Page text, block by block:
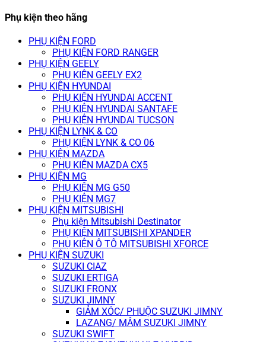
Phụ kiện theo hãng
PHỤ KIỆN FORD
PHỤ KIỆN FORD RANGER
PHỤ KIỆN GEELY
PHỤ KIỆN GEELY EX2
PHỤ KIỆN HYUNDAI
PHỤ KIỆN HYUNDAI ACCENT
PHỤ KIỆN HYUNDAI SANTAFE
PHỤ KIỆN HYUNDAI TUCSON
PHỤ KIỆN LYNK & CO
PHỤ KIỆN LYNK & CO 06
PHỤ KIỆN MAZDA
PHỤ KIỆN MAZDA CX5
PHỤ KIỆN MG
PHỤ KIỆN MG G50
PHỤ KIỆN MG7
PHỤ KIỆN MITSUBISHI
Phụ kiện Mitsubishi Destinator
PHỤ KIỆN MITSUBISHI XPANDER
PHỤ KIỆN Ô TÔ MITSUBISHI XFORCE
PHỤ KIỆN SUZUKI
SUZUKI CIAZ
SUZUKI ERTIGA
SUZUKI FRONX
SUZUKI JIMNY
GIẢM XÓC/ PHUỘC SUZUKI JIMNY
LAZANG/ MÂM SUZUKI JIMNY
SUZUKI SWIFT